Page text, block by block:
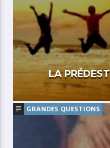
LA
GRANDES QUESTIONS